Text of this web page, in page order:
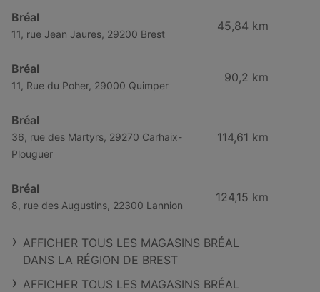
Bréal
11, rue Jean Jaures, 29200 Brest
45,84 km
Bréal
11, Rue du Poher, 29000 Quimper
90,2 km
Bréal
36, rue des Martyrs, 29270 Carhaix-
Plouguer
114,61 km
Bréal
8, rue des Augustins, 22300 Lannion
124,15 km
AFFICHER TOUS LES MAGASINS BRÉAL
DANS LA RÉGION DE BREST
AFFICHER TOUS LES MAGASINS BRÉAL